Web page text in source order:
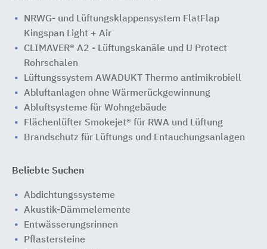
NRWG- und Lüftungsklappensystem FlatFlap
Kingspan Light + Air
CLIMAVER® A2 - Lüftungskanäle und U Protect
Rohrschalen
Lüftungssystem AWADUKT Thermo antimikrobiell
Abluftanlagen ohne Wärmerückgewinnung
Abluftsysteme für Wohngebäude
Flächenlüfter Smokejet® für RWA und Lüftung
Brandschutz für Lüftungs und Entauchungsanlagen
Beliebte Suchen
Abdichtungssysteme
Akustik-Dämmelemente
Entwässerungsrinnen
Pflastersteine